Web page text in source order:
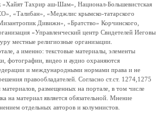
«Хайят Тахрир аш-Шам», Национал-Большевистская
«Талибан», «Меджлис крымско-татарского
Дивижн», «Братство» Корчинского,
«Управленческий центр Свидетелей Иеговы
местные религиозные организации.
а именно: текстовые материалы, элементы
фотографии, видео и аудио охраняются
и международными нормами права и не
правообладателей. Согласно ст.ст. 1274,1275
размещенных на портале, в том числе
на материал является обязательной. Мнение
отдельных авторов и колумнистов.